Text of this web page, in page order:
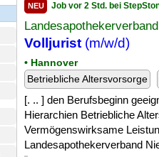
NEU Job vor 2 Std. bei
Volljurist (m/w/d)
• Hannover
Betriebliche Altersvorsorge
[. .. ] den Berufsbeginn
Hierarchien Betriebliche
Vermögenswirksame
Landesapothekerverband